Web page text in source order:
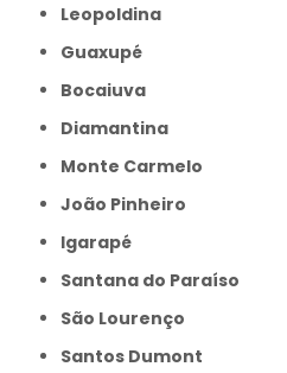
Leopoldina
Guaxupé
Bocaiuva
Diamantina
Monte Carmelo
João Pinheiro
Igarapé
Santana do Paraíso
São Lourenço
Santos Dumont